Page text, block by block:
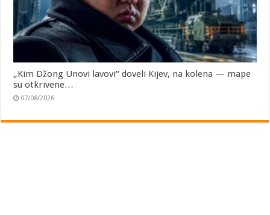
„Kim Džong Unovi lavovi“ doveli Kijev, na kolena — mape
su otkrivene…
07/08/2026